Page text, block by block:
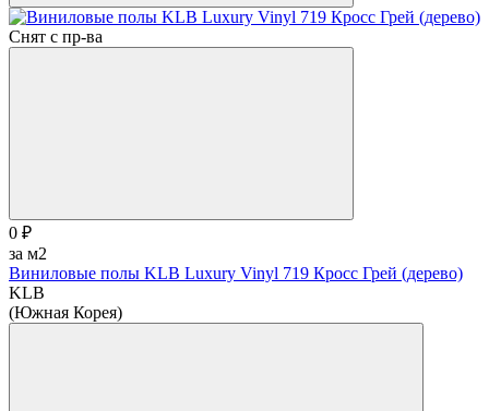
Снят с пр-ва
0 ₽
за м2
Виниловые полы KLB Luxury Vinyl 719 Кросс Грей (дерево)
KLB
(Южная Корея)